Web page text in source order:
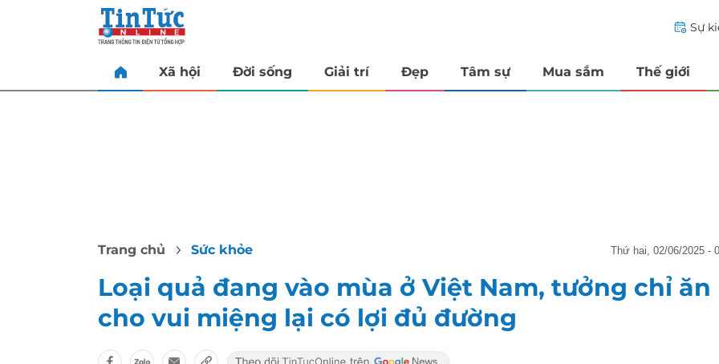
Sự
Xã hội Đời sống Giải trí Đẹp Tâm sự Mua sắm Thế giới
Trang chủ Sức khỏe thứ hai, 02/06/2025 -
Loại quả đang vào mùa ở Việt Nam, tưởng chỉ ăn
cho vui miệng lại có lợi đủ đường